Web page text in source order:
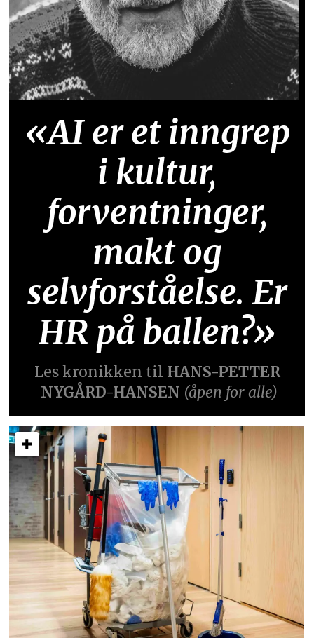
«AI er et inngrep
i kultur,
forventninger,
makt og
selvforståelse. Er
HR på ballen?»
Les kronikken til HANS-PETTER
NYGÅRD-HANSEN (åpen for alle)